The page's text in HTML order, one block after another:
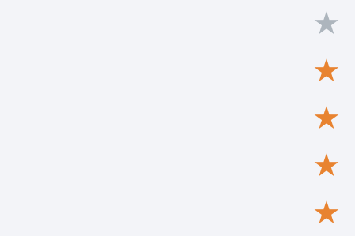
★
★
★
★
★